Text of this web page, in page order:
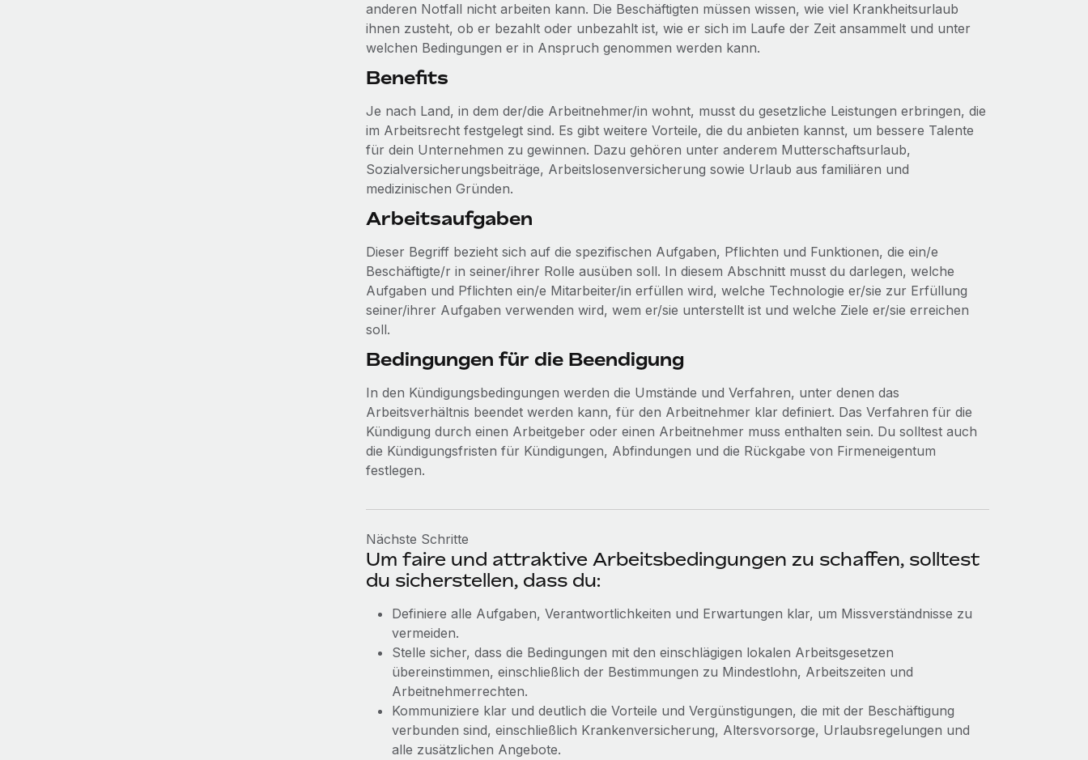
anderen Notfall nicht arbeiten kann. Die Beschäftigten müssen wissen, wie viel Krankheitsurlaub
ihnen zusteht, ob er bezahlt oder unbezahlt ist, wie er sich im Laufe der Zeit ansammelt und unter
welchen Bedingungen er in Anspruch genommen werden kann.
Benefits
Je nach Land, in dem der/die Arbeitnehmer/in wohnt, musst du gesetzliche Leistungen erbringen, die
im Arbeitsrecht festgelegt sind. Es gibt weitere Vorteile, die du anbieten kannst, um bessere Talente
für dein Unternehmen zu gewinnen. Dazu gehören unter anderem Mutterschaftsurlaub,
Sozialversicherungsbeiträge, Arbeitslosenversicherung sowie Urlaub aus familiären und
medizinischen Gründen.
Arbeitsaufgaben
Dieser Begriff bezieht sich auf die spezifischen Aufgaben, Pflichten und Funktionen, die ein/e
Beschäftigte/r in seiner/ihrer Rolle ausüben soll. In diesem Abschnitt musst du darlegen, welche
Aufgaben und Pflichten ein/e Mitarbeiter/in erfüllen wird, welche Technologie er/sie zur Erfüllung
seiner/ihrer Aufgaben verwenden wird, wem er/sie unterstellt ist und welche Ziele er/sie erreichen
soll.
Bedingungen für die Beendigung
In den Kündigungsbedingungen werden die Umstände und Verfahren, unter denen das
Arbeitsverhältnis beendet werden kann, für den Arbeitnehmer klar definiert. Das Verfahren für die
Kündigung durch einen Arbeitgeber oder einen Arbeitnehmer muss enthalten sein. Du solltest auch
die Kündigungsfristen für Kündigungen, Abfindungen und die Rückgabe von Firmeneigentum
festlegen.
Nächste Schritte
Um faire und attraktive Arbeitsbedingungen zu schaffen, solltest
du sicherstellen, dass du:
Definiere alle Aufgaben, Verantwortlichkeiten und Erwartungen klar, um Missverständnisse zu
vermeiden.
Stelle sicher, dass die Bedingungen mit den einschlägigen lokalen Arbeitsgesetzen
übereinstimmen, einschließlich der Bestimmungen zu Mindestlohn, Arbeitszeiten und
Arbeitnehmerrechten.
Kommuniziere klar und deutlich die Vorteile und Vergünstigungen, die mit der Beschäftigung
verbunden sind, einschließlich Krankenversicherung, Altersvorsorge, Urlaubsregelungen und
alle zusätzlichen Angebote.